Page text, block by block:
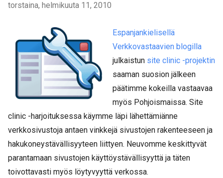
torstaina, helmikuuta 11, 2010
Espanjankielisellä
Verkkovastaavien blogilla
julkaistun site clinic -projektin
saaman suosion jälkeen
päätimme kokeilla vastaavaa
myös Pohjoismaissa. Site
clinic -harjoituksessa käymme läpi lähettämiänne
verkkosivustoja antaen vinkkejä sivustojen rakenteeseen ja
hakukoneystävällisyyteen liittyen. Neuvomme keskittyvät
parantamaan sivustojen käyttöystävällisyyttä ja täten
toivottavasti myös löytyvyyttä verkossa.